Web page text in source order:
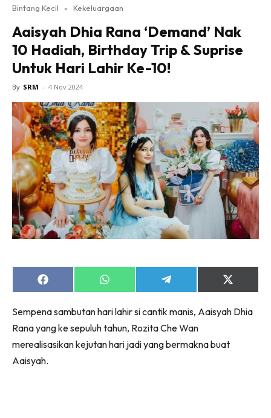
Bintang Kecil » Kekeluargaan
Aaisyah Dhia Rana ‘Demand’ Nak
10 Hadiah, Birthday Trip & Suprise
Untuk Hari Lahir Ke-10!
By SRM - 4 Nov 2024
Share
on
Share
on
Share
on
Share
on
(Twitter)
Sempena sambutan hari lahir si cantik manis, Aaisyah Dhia
Rana yang ke sepuluh tahun, Rozita Che Wan
merealisasikan kejutan hari jadi yang bermakna buat
Aaisyah.